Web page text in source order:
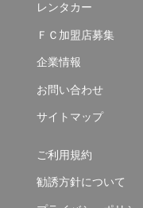
レンタカー
ＦＣ加盟店募集
企業情報
お問い合わせ
サイトマップ
ご利用規約
勧誘方針について